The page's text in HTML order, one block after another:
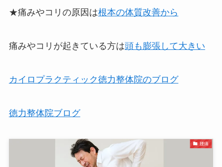
★痛みやコリの原因は根本の体質改善から
痛みやコリが起きている方は頭も膨張して大きい
カイロプラクティック徳力整体院のブログ
徳力整体院ブログ
腰痛